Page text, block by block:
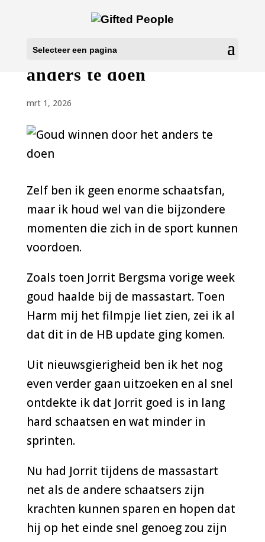
Selecteer een pagina
Goud winnen door het
anders te doen
mrt 1, 2026
Zelf ben ik geen enorme schaatsfan,
maar ik houd wel van die bijzondere
momenten die zich in de sport kunnen
voordoen.
Zoals toen Jorrit Bergsma vorige week
goud haalde bij de massastart. Toen
Harm mij het filmpje liet zien, zei ik al
dat dit in de HB update ging komen.
Uit nieuwsgierigheid ben ik het nog
even verder gaan uitzoeken en al snel
ontdekte ik dat Jorrit goed is in lang
hard schaatsen en wat minder in
sprinten.
Nu had Jorrit tijdens de massastart
net als de andere schaatsers zijn
krachten kunnen sparen en hopen dat
hij op het einde snel genoeg zou zijn